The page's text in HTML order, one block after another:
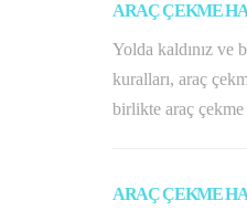
ARAÇ ÇEKME
Yolda kaldınız ve
kuralları, araç
birlikte araç çekme
ARAÇ ÇEKME